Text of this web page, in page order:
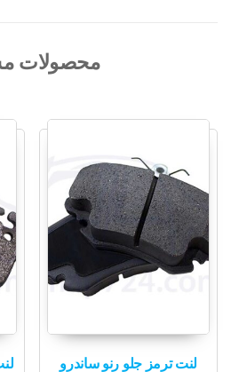
محصولات
لنت ترمز جلو رنو ساندرو